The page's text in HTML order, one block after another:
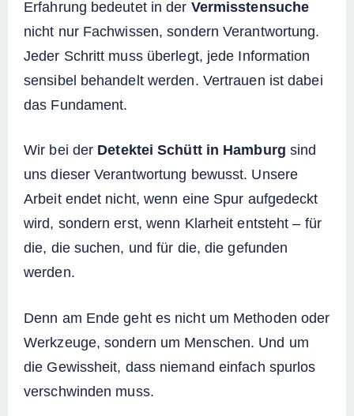
Erfahrung bedeutet in der Vermisstensuche
nicht nur Fachwissen, sondern Verantwortung.
Jeder Schritt muss überlegt, jede Information
sensibel behandelt werden. Vertrauen ist dabei
das Fundament.
Wir bei der Detektei Schütt in Hamburg sind
uns dieser Verantwortung bewusst. Unsere
Arbeit endet nicht, wenn eine Spur aufgedeckt
wird, sondern erst, wenn Klarheit entsteht – für
die, die suchen, und für die, die gefunden
werden.
Denn am Ende geht es nicht um Methoden oder
Werkzeuge, sondern um Menschen. Und um
die Gewissheit, dass niemand einfach spurlos
verschwinden muss.